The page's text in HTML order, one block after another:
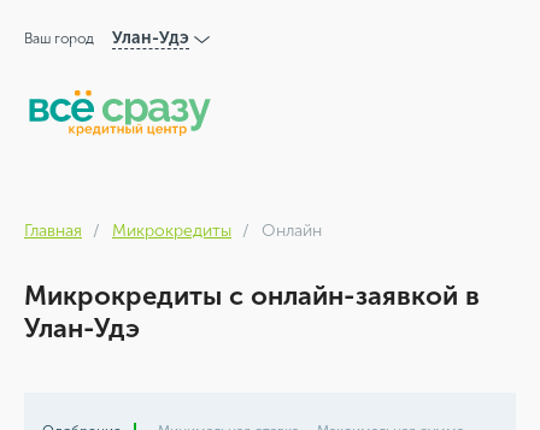
Ваш город Улан-Удэ
Главная Микрокредиты Онлайн
Микрокредиты с онлайн-заявкой в
Улан-Удэ